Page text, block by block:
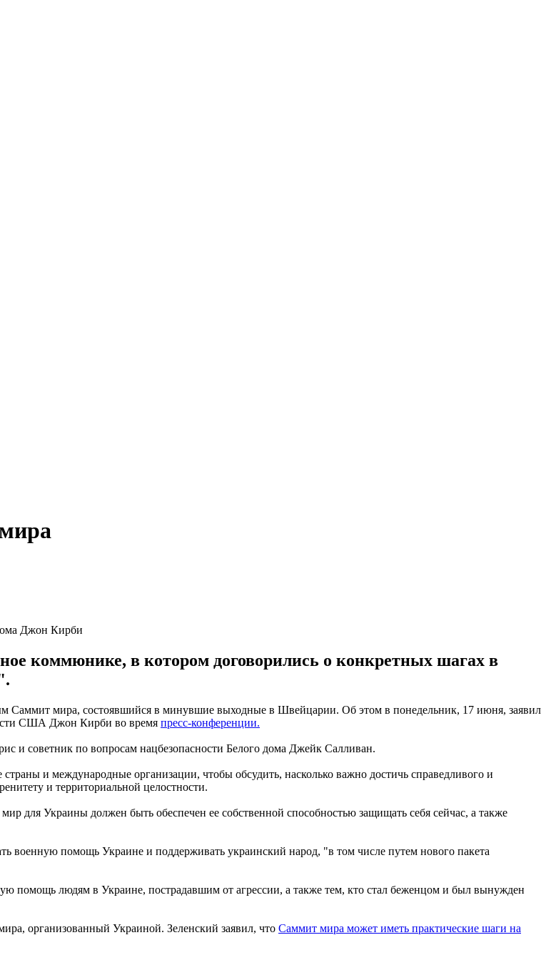
Джон Кирби
коммюнике, в котором договорились о конкретных шагах в
Саммит мира, состоявшийся в минувшие выходные в Швейцарии. Об этом в понедельник, 17 июня, заявил
США Джон Кирби во время пресс-конференции.
советник по вопросам нацбезопасности Белого дома Джейк Салливан.
и международные организации, чтобы обсудить, насколько важно достичь справедливого и
и территориальной целостности.
Украины должен быть обеспечен ее собственной способностью защищать себя сейчас, а также
военную помощь Украине и поддерживать украинский народ, "в том числе путем нового пакета
помощь людям в Украине, пострадавшим от агрессии, а также тем, кто стал беженцом и был вынужден
организованный Украиной. Зеленский заявил, что Саммит мира может иметь практические шаги на